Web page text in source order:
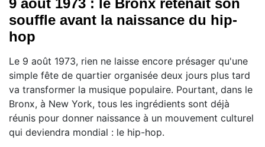
9 août 1973 : le Bronx retenait son
souffle avant la naissance du hip-
hop
Le 9 août 1973, rien ne laisse encore présager qu'une
simple fête de quartier organisée deux jours plus tard
va transformer la musique populaire. Pourtant, dans le
Bronx, à New York, tous les ingrédients sont déjà
réunis pour donner naissance à un mouvement culturel
qui deviendra mondial : le hip-hop.